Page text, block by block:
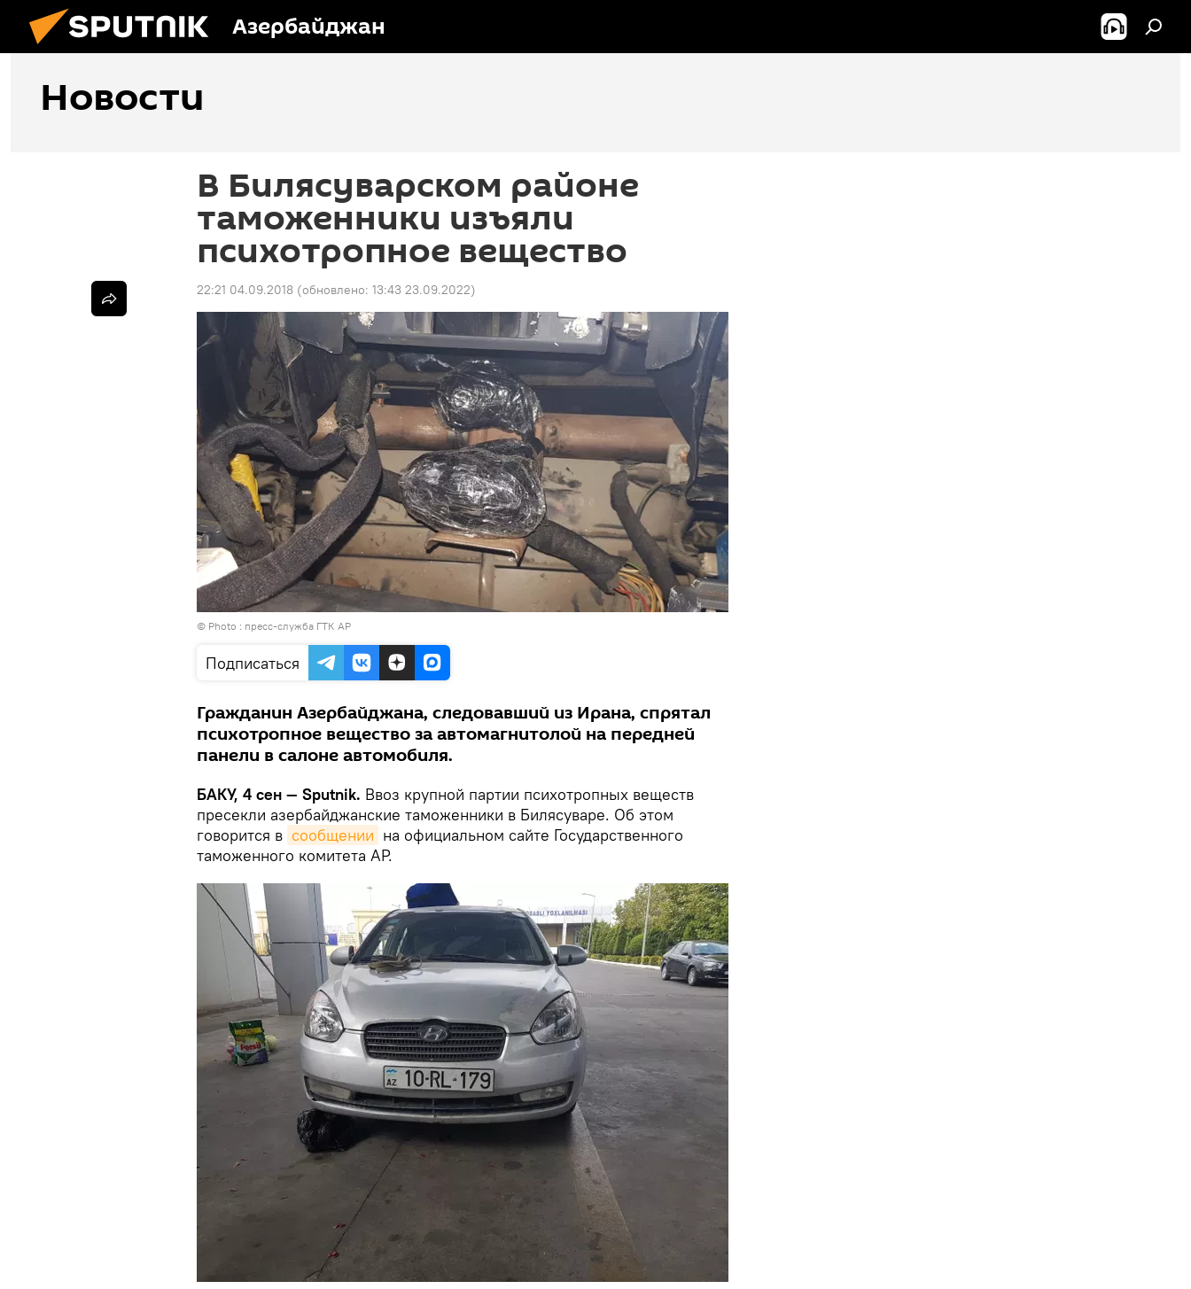
Азербайджан
Новости
В Билясуварском районе
таможенники изъяли
психотропное вещество
22:21 04.09.2018 (обновлено: 13:43 23.09.2022)
© Photo : пресс-служба ГТК АР
Подписаться
Гражданин Азербайджана, следовавший из Ирана, спрятал
психотропное вещество за автомагнитолой на передней
панели в салоне автомобиля.
БАКУ, 4 сен — Sputnik. Ввоз крупной партии психотропных веществ
пресекли азербайджанские таможенники в Билясуваре. Об этом
говорится в сообщении на официальном сайте Государственного
таможенного комитета АР.